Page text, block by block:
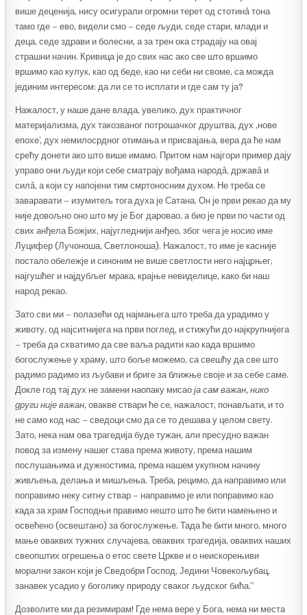
више деценија, нису осигурали огромни терет од стотинâ тона
тамо где – ево, видели смо – седе људи, седе стари, млади и
деца, седе здрави и болесни, а за трен ока страдају на овај
страшни начин. Кривица је до свих нас ако све што вршимо
вршимо као кулук, као од беде, као ни себи ни своме, са можда
јединим интересом: да ли се то исплати и где сам ту ја?
Нажалост, у наше дане влада, увелико, дух практичног
материјализма, дух такозваног потрошачког друштва, дух ,нове
епохе’, дух немилосрдног отимања и присвајања, вера да ће нам
срећу донети ако што више имамо. Притом нам најгори пример дају
управо они људи који себе сматрају вођама народâ, државâ и
силâ, а који су напојени тим смртоносним духом. Не треба се
заваравати – изумитељ тога духа је Сатана. Он је први рекао да му
није довољно оно што му је Бог даровао, а био је први по части од
свих анђела Божјих, најугледнији анђео, због чега је носио име
Луцифер (Лучоноша, Светлоноша). Нажалост, то име је касније
постало обележје и синоним не више светлости него најцрњег,
најгушћег и најдубљег мрака, крајње невиделице, како би наш
народ рекао.
Зато сви ми – полазећи од најмањега што треба да урадимо у
животу, од најситнијега на први поглед, и стижући до најкрупнијега
– треба да схватимо да све ваља радити као када вршимо
богослужење у храму, што боље можемо, са свешћу да све што
радимо радимо из љубави и бриге за ближње своје и за себе саме.
Докле год тај дух не замени наопаку мисаоја сам важан, нико
други није важан, овакве ствари ће се, нажалост, понављати, и то
не само код нас – сведоци смо да се то дешава у целом свету.
Зато, нека нам ова трагедија буде тужан, али пресудно важан
повод за измену нашег става према животу, према нашим
послушањима и дужностима, према нашем укупном начину
живљења, делања и мишљења. Треба, рецимо, да направимо или
поправимо неку ситну ствар – направимо је или поправимо као
када за храм Господњи правимо нешто што ће бити намењено и
освећено (освештано) за богослужење. Тада ће бити много, много
мање оваквих тужних случајева, оваквих трагедија, оваквих наших
свеопштих огрешења о етос свете Цркве и о неискорењиви
морални закон који је Сведобри Господ, Једини Човекољубац,
занавек усадио у боголику природу сваког људског бића.”
Дозволите ми да резимирам! Где нема вере у Бога, нема ни места